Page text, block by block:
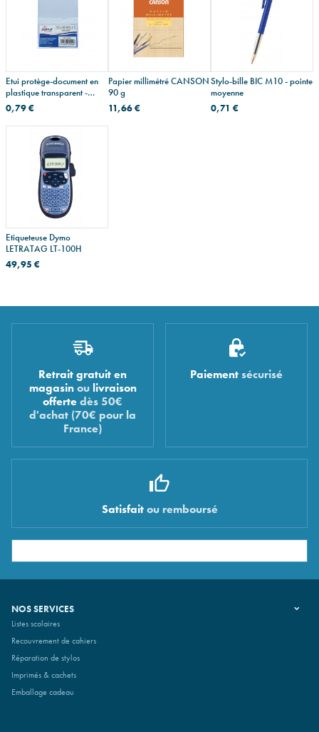
Etui protège-document en
plastique transparent -
double
0,79 €
Papier millimétré CANSON
90 g
11,66 €
Stylo-bille BIC M10 - pointe
moyenne
0,71 €
Etiqueteuse Dymo
LETRATAG LT-100H
49,95 €
Retrait gratuit en
magasinou livraison
offerte dès 50€
d'achat (70€ pour la
France)
Paiement sécurisé
Satisfaitou remboursé
NOS SERVICES
Listes scolaires
Recouvrement de cahiers
Réparation de stylos
Imprimés & cachets
Emballage cadeau